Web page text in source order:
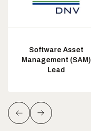
Software Asset
Management (SAM)
Lead